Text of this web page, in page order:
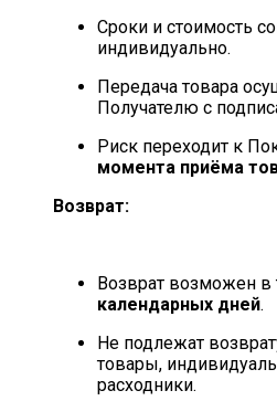
Сроки и стоимость
индивидуально.
Передача товара
Получателю с
Риск переходит к
момента приёма
Возврат:
Возврат возможен в
календарных дней.
Не подлежат
товары,
расходники.